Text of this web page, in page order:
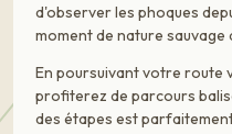
d'observer les phoques
moment de nature
En poursuivant votre route
profiterez de parcours
des étapes est